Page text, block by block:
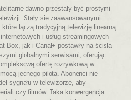
dawno przestały być prostymi
Stały się zaawansowanymi
łączą tradycyjną telewizję linearną
i usług streamingowych
Box, jak i Canal+ postawiły na ścisłą
globalnymi serwisami, oferując
ofertę rozrywkową w
jednego pilota. Abonenci nie
sygnału w telewizorze, aby
czy filmów. Taka konwergencja